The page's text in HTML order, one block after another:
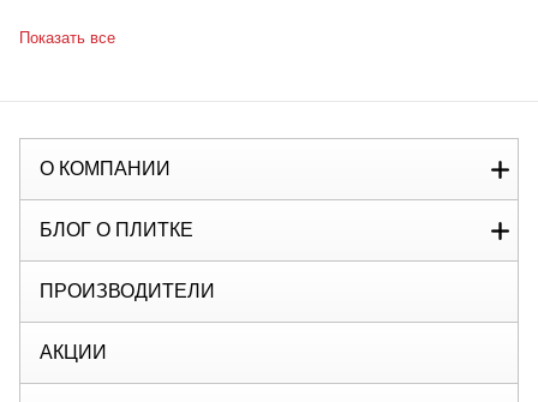
Показать все
О КОМПАНИИ
БЛОГ О ПЛИТКЕ
ПРОИЗВОДИТЕЛИ
АКЦИИ